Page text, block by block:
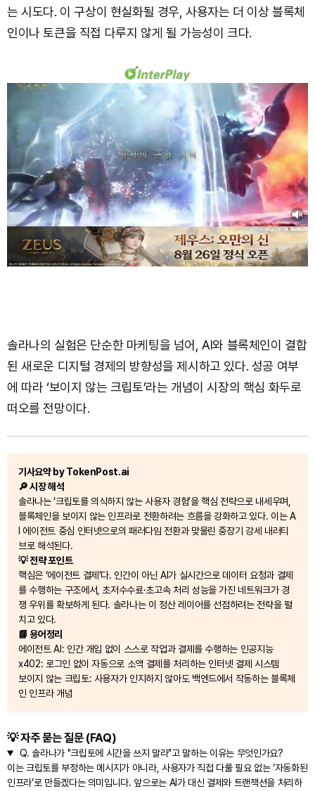
는 시도다. 이 구상이 현실화될 경우, 사용자는 더 이상 블록체
인이나 토큰을 직접 다루지 않게 될 가능성이 크다.
솔라나의 실험은 단순한 마케팅을 넘어, AI와 블록체인이 결합
된 새로운 디지털 경제의 방향성을 제시하고 있다. 성공 여부
에 따라 ‘보이지 않는 크립토’라는 개념이 시장의 핵심 화두로
떠오를 전망이다.
기사요약 by TokenPost.ai
🔎 시장 해석
솔라나는 ‘크립토를 의식하지 않는 사용자 경험’을 핵심 전략으로 내세우며,
블록체인을 보이지 않는 인프라로 전환하려는 흐름을 강화하고 있다. 이는 A
I 에이전트 중심 인터넷으로의 패러다임 전환과 맞물린 중장기 강세 내러티
브로 해석된다.
💡 전략 포인트
핵심은 ‘에이전트 결제’다. 인간이 아닌 AI가 실시간으로 데이터 요청과 결제
를 수행하는 구조에서, 초저수수료·초고속 처리 성능을 가진 네트워크가 경
쟁 우위를 확보하게 된다. 솔라나는 이 정산 레이어를 선점하려는 전략을 펼
치고 있다.
📘 용어정리
에이전트 AI: 인간 개입 없이 스스로 작업과 결제를 수행하는 인공지능
x402: 로그인 없이 자동으로 소액 결제를 처리하는 인터넷 결제 시스템
보이지 않는 크립토: 사용자가 인지하지 않아도 백엔드에서 작동하는 블록체
인 인프라 개념
💡 자주 묻는 질문 (FAQ)
Q. 솔라나가 "크립토에 시간을 쓰지 말라"고 말하는 이유는 무엇인가요?
이는 크립토를 부정하는 메시지가 아니라, 사용자가 직접 다룰 필요 없는 ‘자동화된
인프라’로 만들겠다는 의미입니다. 앞으로는 AI가 대신 결제와 트랜잭션을 처리하